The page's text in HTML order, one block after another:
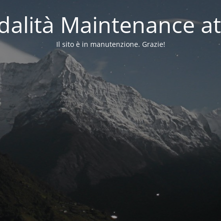
Maintenance
Il sito è in manutenzione. Grazie!